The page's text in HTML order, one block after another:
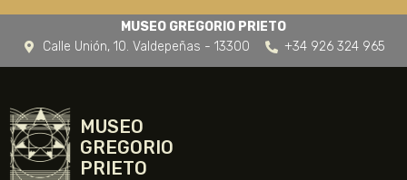
MUSEO GREGORIO PRIETO
Calle Unión, 10. Valdepeñas - 13300
+34 926 324 965
MUSEO
GREGORIO
PRIETO